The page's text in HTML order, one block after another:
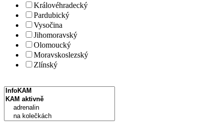
Královéhradecký
Pardubický
Vysočina
Jihomoravský
Olomoucký
Moravskoslezský
Zlínský